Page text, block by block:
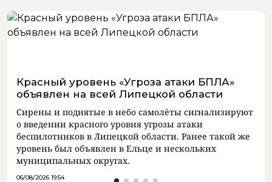
Красный уровень «Угроза атаки БПЛА»
объявлен на всей Липецкой области
Сирены и поднятые в небо самолёты сигнализируют
о введении красного уровня угрозы атаки
беспилотников в Липецкой области. Ранее такой же
уровень был объявлен в Ельце и нескольких
муниципальных округах.
06/08/2026 19:54